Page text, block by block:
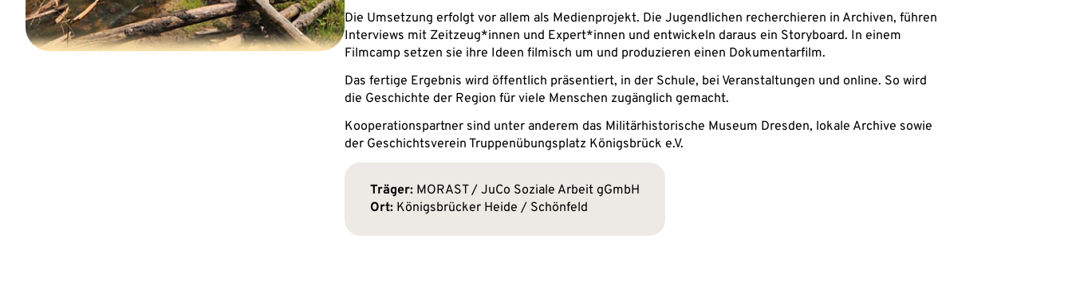
Die Umsetzung erfolgt vor allem als Medienprojekt. Die Jugendlichen recherchieren in Archiven, führen
Interviews mit Zeitzeug*innen und Expert*innen und entwickeln daraus ein Storyboard. In einem
Filmcamp setzen sie ihre Ideen filmisch um und produzieren einen Dokumentarfilm.
Das fertige Ergebnis wird öffentlich präsentiert, in der Schule, bei Veranstaltungen und online. So wird
die Geschichte der Region für viele Menschen zugänglich gemacht.
Kooperationspartner sind unter anderem das Militärhistorische Museum Dresden, lokale Archive sowie
der Geschichtsverein Truppenübungsplatz Königsbrück e.V.
Träger: MORAST / JuCo Soziale Arbeit gGmbH
Ort: Königsbrücker Heide / Schönfeld